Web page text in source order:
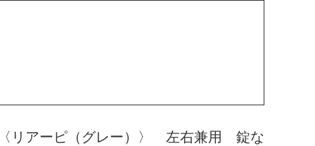
アーピ（グレー）〉 左右兼用 錠な